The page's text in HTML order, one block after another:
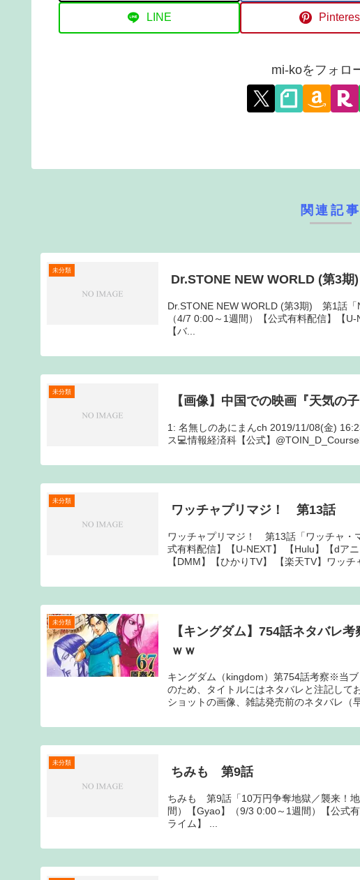
LINE
mi-koをフォロ
関連記事
未分類
Dr.STONE NEW WORLD (第3
Dr.STONE NEW WORLD (第3期) 第1話「
（4/7 0:00～1週間）【公式有料配信】【
【バ...
未分類
【画像】中国での映画『天気の
1: 名無しのあにまんch 2019/11/08(金)
ス💻情報経済科【公式】
未分類
ワッチャプリマジ！ 第13話
ワッチャプリマジ！ 第13話「ワッチャ・
式有料配信】【U-NEXT】 【Hulu】【dア
【DMM】【ひかりTV】 【楽天TV】ワッチ
未分類
【キングダム】754話ネタバレ
ｗｗ
キングダム（kingdom）第754話考察※当
のため、タイトルにはネタバレと注記して
ショットの画像、雑誌発売前のネタバレ（
未分類
ちみも 第9話
ちみも 第9話「10万円争奪地獄／襲来！
間）【Gyao】（9/3 0:00～1週間）【公式
ライム】 ...